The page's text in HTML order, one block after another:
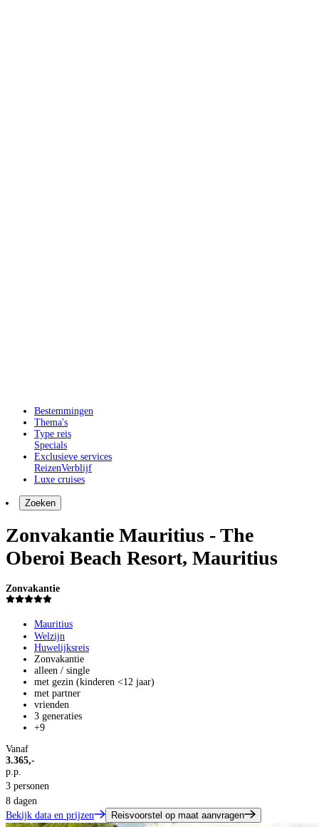
Bestemmingen
Thema's
Type reis
Specials
Exclusieve services
ReizenVerblijf
Luxe cruises
Zoeken
Zonvakantie Mauritius - The
Oberoi Beach Resort, Mauritius
Zonvakantie
Mauritius
Welzijn
Huwelijksreis
Zonvakantie
alleen / single
met gezin (kinderen <12 jaar)
met partner
vrienden
3 generaties
+9
Vanaf
3.365,-
p.p.
3 personen
8 dagen
Bekijk data en prijzen
Reisvoorstel op maat aanvragen